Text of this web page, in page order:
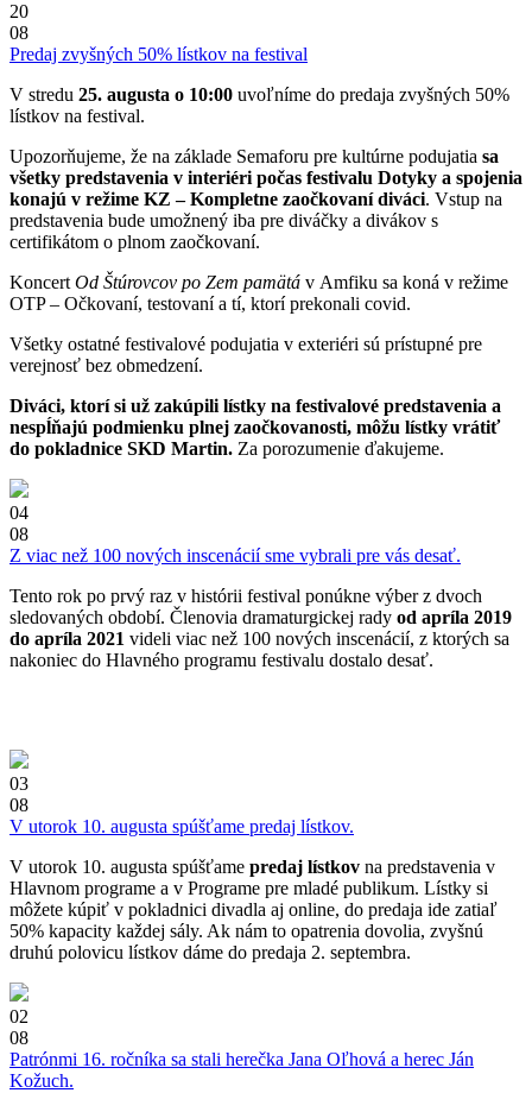
20
08
Predaj zvyšných 50% lístkov na festival
V stredu 25. augusta o 10:00 uvoľníme do predaja zvyšných 50%
lístkov na festival.
Upozorňujeme, že na základe Semaforu pre kultúrne podujatia sa
všetky predstavenia v interiéri počas festivalu Dotyky a spojenia
konajú v režime KZ – Kompletne zaočkovaní diváci. Vstup na
predstavenia bude umožnený iba pre diváčky a divákov s
certifikátom o plnom zaočkovaní.
KoncertOd Štúrovcov po Zem pamätá v Amfiku sa koná v režime
OTP – Očkovaní, testovaní a tí, ktorí prekonali covid.
Všetky ostatné festivalové podujatia v exteriéri sú prístupné pre
verejnosť bez obmedzení.
Diváci, ktorí si už zakúpili lístky na festivalové predstavenia a
nespĺňajú podmienku plnej zaočkovanosti, môžu lístky vrátiť
do pokladnice SKD Martin. Za porozumenie ďakujeme.
04
08
Z viac než 100 nových inscenácií sme vybrali pre vás desať.
Tento rok po prvý raz v histórii festival ponúkne výber z dvoch
sledovaných období. Členovia dramaturgickej rady od apríla 2019
do apríla 2021 videli viac než 100 nových inscenácií, z ktorých sa
nakoniec do Hlavného programu festivalu dostalo desať.
03
08
V utorok 10. augusta spúšťame predaj lístkov.
V utorok 10. augusta spúšťame predaj lístkov na predstavenia v
Hlavnom programe a v Programe pre mladé publikum. Lístky si
môžete kúpiť v pokladnici divadla aj online, do predaja ide zatiaľ
50% kapacity každej sály. Ak nám to opatrenia dovolia, zvyšnú
druhú polovicu lístkov dáme do predaja 2. septembra.
02
08
Patrónmi 16. ročníka sa stali herečka Jana Oľhová a herec Ján
Kožuch.